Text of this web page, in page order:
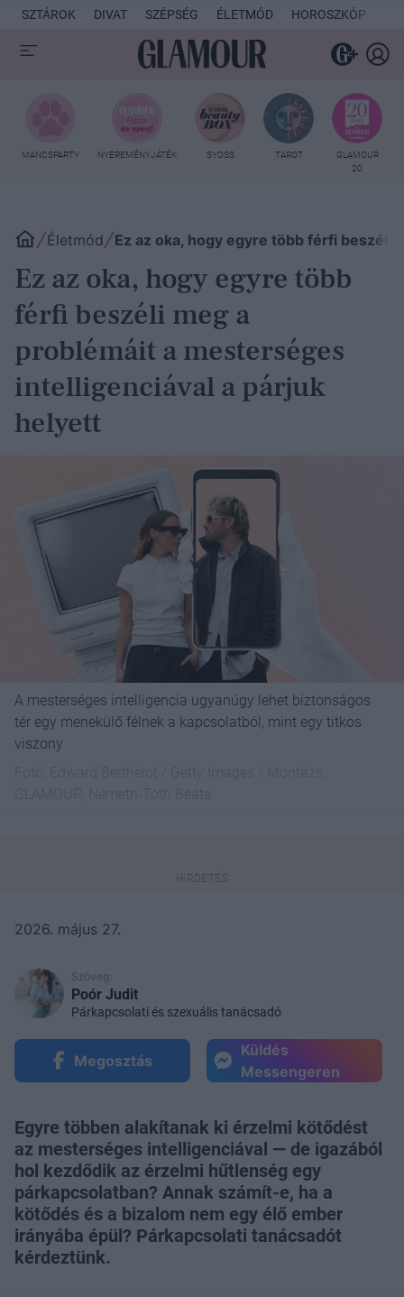
SZTÁROK DIVAT SZÉPSÉG ÉLETMÓD HOROSZKÓP
MANCSPARTY NYEREMÉNYJÁTÉK SYOSS TAROT
GLAMOUR
20
Életmód Ez az oka, hogy egyre több férfi beszéli
Ez az oka, hogy egyre több
férfi beszéli meg a
problémáit a mesterséges
intelligenciával a párjuk
helyett
A mesterséges intelligencia ugyanúgy lehet biztonságos
tér egy menekülő félnek a kapcsolatból, mint egy titkos
viszony
2026. május 27.
Szöveg:
Poór Judit
Párkapcsolati és szexuális tanácsadó
Megosztás
Küldés
Messengeren
Egyre többen alakítanak ki érzelmi kötődést
az mesterséges intelligenciával — de igazából
hol kezdődik az érzelmi hűtlenség egy
párkapcsolatban? Annak számít-e, ha a
kötődés és a bizalom nem egy élő ember
irányába épül? Párkapcsolati tanácsadót
kérdeztünk.